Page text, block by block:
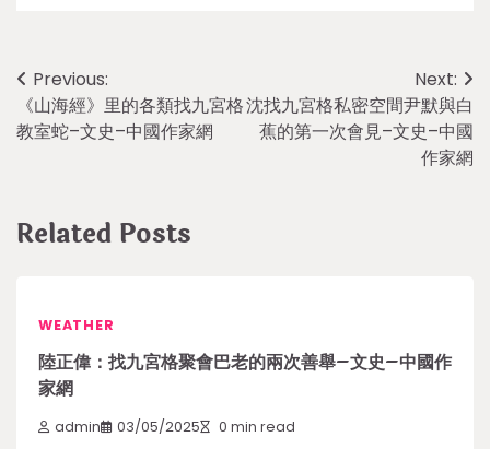
Post
navigation
Previous:
《山海經》里的各類找九宮格
教室蛇–文史–中國作家網
Next:
沈找九宮格私密空間尹默與白
蕉的第一次會見–文史–中國
作家網
Related Posts
WEATHER
陸正偉：找九宮格聚會巴老的兩次善舉–文史–中國作
家網
admin 03/05/2025 0 min read